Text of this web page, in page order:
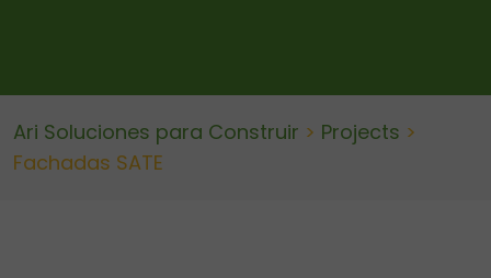
Ari Soluciones para Construir > Projects >
Fachadas SATE